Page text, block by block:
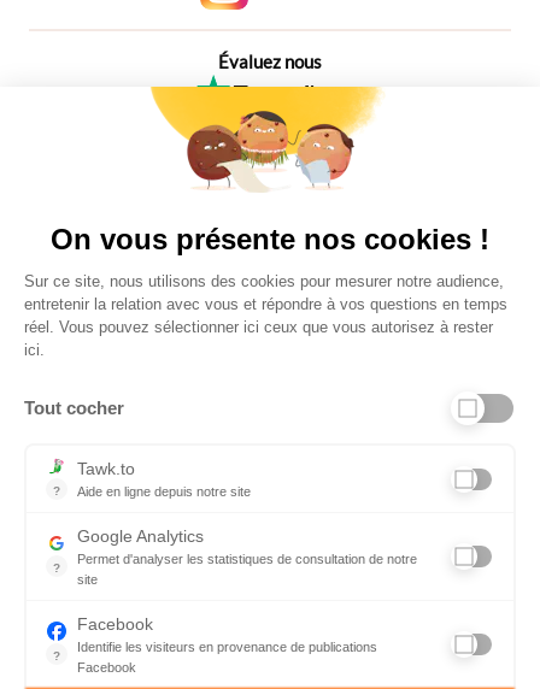
Évaluez nous
Plus de 650 Avis
Vu à la télé
FAQ - réponses à vos questions
Conditions Générales de Service
On vous présente nos cookies !
Sur ce site, nous utilisons des cookies pour mesurer notre audience,
entretenir la relation avec vous et répondre à vos questions en temps
réel. Vous pouvez sélectionner ici ceux que vous autorisez à rester
ici.
Tout cocher
?
Tawk.to
Aide en ligne depuis notre site
?
Google Analytics
Permet d'analyser les statistiques de consultation de notre
site
?
Facebook
Identifie les visiteurs en provenance de publications
Facebook